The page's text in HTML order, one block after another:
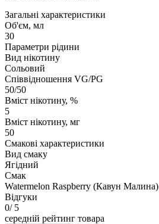
Загальні характеристики
Об'єм, мл
30
Параметри рідини
Вид нікотину
Сольовий
Співвідношення VG/PG
50/50
Вміст нікотину, %
5
Вміст нікотину, мг
50
Смакові характеристики
Вид смаку
Ягідний
Смак
Watermelon Raspberry (Кавун Малина)
Відгуки
0/ 5
середній рейтинг товара